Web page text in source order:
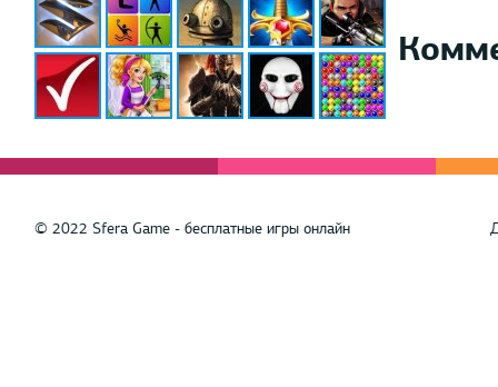
© 2022 Sfera Game - бесплатные игры онлайн